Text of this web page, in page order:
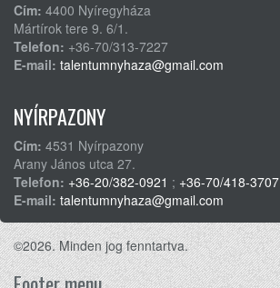
Cím: 4400 Nyíregyháza
Mártírok tere 9. 6/1.
Telefon: +36-70/313-7227
E-mail: talentumnyhaza@gmail.com
NYÍRPAZONY
Cím: 4531 Nyírpazony
Arany János utca 27.
Telefon: +36-20/382-0921 ; +36-70/418-3707
E-mail: talentumnyhaza@gmail.com
©2026. Minden jog fenntartva.